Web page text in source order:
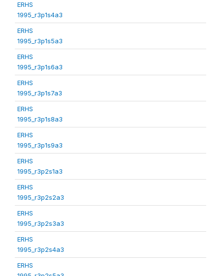
ERHS
1995_r3p1s4a3
ERHS
1995_r3p1s5a3
ERHS
1995_r3p1s6a3
ERHS
1995_r3p1s7a3
ERHS
1995_r3p1s8a3
ERHS
1995_r3p1s9a3
ERHS
1995_r3p2s1a3
ERHS
1995_r3p2s2a3
ERHS
1995_r3p2s3a3
ERHS
1995_r3p2s4a3
ERHS